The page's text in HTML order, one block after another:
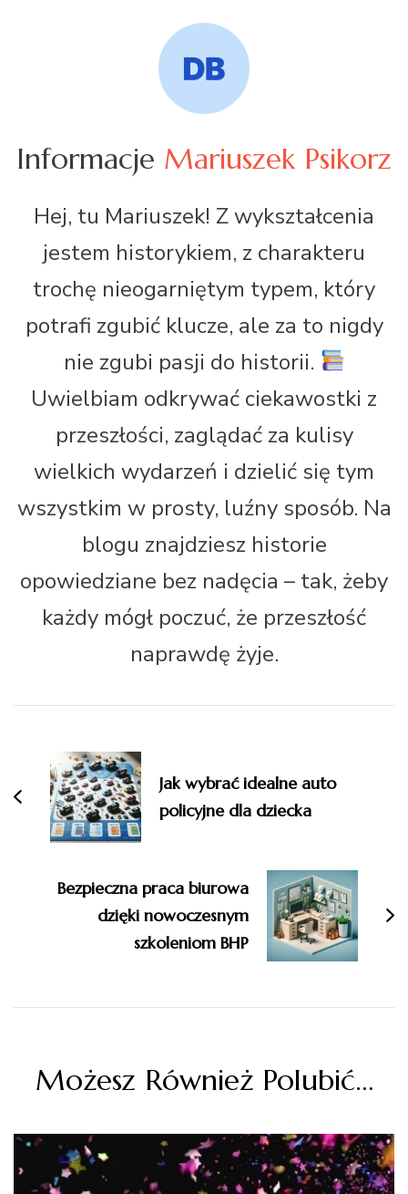
Informacje Mariuszek Psikorz
Hej, tu Mariuszek! Z wykształcenia
jestem historykiem, z charakteru
trochę nieogarniętym typem, który
potrafi zgubić klucze, ale za to nigdy
nie zgubi pasji do historii.
Uwielbiam odkrywać ciekawostki z
przeszłości, zaglądać za kulisy
wielkich wydarzeń i dzielić się tym
wszystkim w prosty, luźny sposób. Na
blogu znajdziesz historie
opowiedziane bez nadęcia – tak, żeby
każdy mógł poczuć, że przeszłość
naprawdę żyje.
wpisu
Jak wybrać idealne auto
policyjne dla dziecka
Bezpieczna praca biurowa
dzięki nowoczesnym
szkoleniom BHP
Możesz Również Polubić…